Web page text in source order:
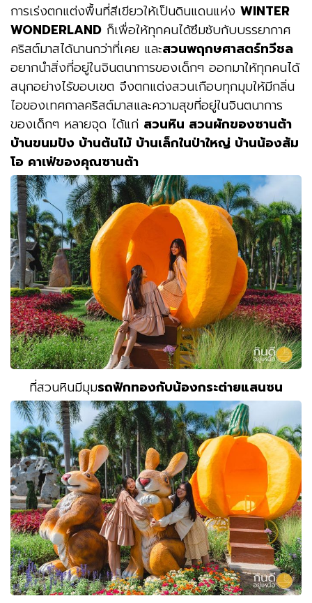
การเร่งตกแต่งพื้นที่สีเขียวให้เป็นดินแดนแห่ง WINTER
WONDERLAND ก็เพื่อให้ทุกคนได้ซึมซับกับบรรยากาศ
คริสต์มาสได้นานกว่าที่เคย และสวนพฤกษศาสตร์ทวีชล
อยากนำสิ่งที่อยู่ในจินตนาการของเด็กๆ ออกมาให้ทุกคนได้
สนุกอย่างไร้ขอบเขต จึงตกแต่งสวนเกือบทุกมุมให้มีกลิ่น
ไอของเทศกาลคริสต์มาสและความสุขที่อยู่ในจินตนาการ
ของเด็กๆ หลายจุด ได้แก่ สวนหิน สวนผักของซานต้า
บ้านขนมปัง บ้านต้นไม้ บ้านเล็กในป่าใหญ่ บ้านน้องส้ม
โอ คาเฟ่ของคุณซานต้า
ที่สวนหินมีมุมรถฟักทองกับน้องกระต่ายแสนซน